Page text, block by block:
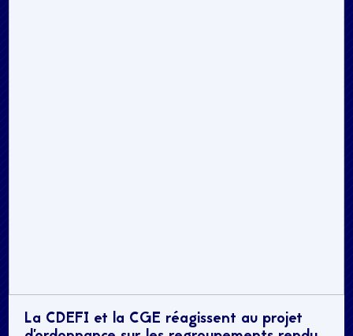
La CDEFI et la CGE réagissent au projet